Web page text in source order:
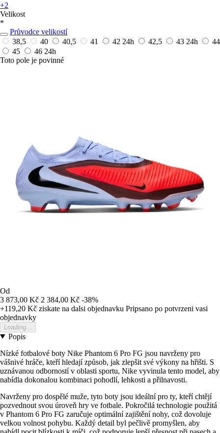
+2
Velikost
*
Průvodce velikostí
38,5
40 40,5 41 42 24h 42,5 43 24h
44
45
46 24h
Toto pole je povinné
Od
3 873,00 Kč 2 384,00 Kč -38%
+119,20 Kč ziskate na dalsi objednavku Pripsano po potvrzeni vasi
objednavky
Loading...
Popis
Nízké fotbalové boty Nike Phantom 6 Pro FG jsou navrženy pro
vášnivé hráče, kteří hledají způsob, jak zlepšit své výkony na hřišti. S
uznávanou odborností v oblasti sportu, Nike vyvinula tento model, aby
nabídla dokonalou kombinaci pohodlí, lehkosti a přilnavosti.
Navrženy pro dospělé muže, tyto boty jsou ideální pro ty, kteří chtějí
pozvednout svou úroveň hry ve fotbale. Pokročilá technologie použitá
v Phantom 6 Pro FG zaručuje optimální zajištění nohy, což dovoluje
velkou volnost pohybu. Každý detail byl pečlivě promyšlen, aby